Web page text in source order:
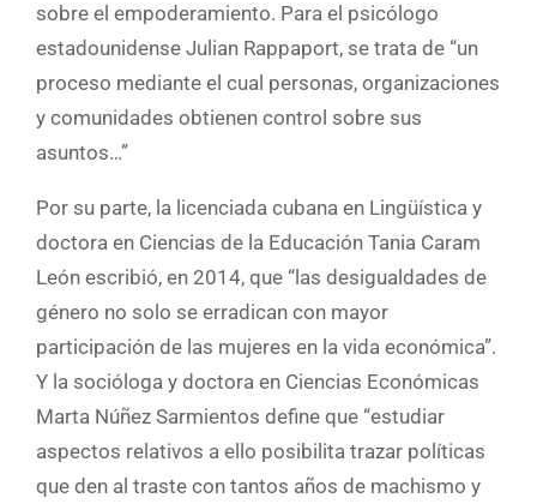
sobre el empoderamiento. Para el psicólogo
estadounidense Julian Rappaport, se trata de “un
proceso mediante el cual personas, organizaciones
y comunidades obtienen control sobre sus
asuntos…”
Por su parte, la licenciada cubana en Lingüística y
doctora en Ciencias de la Educación Tania Caram
León escribió, en 2014, que “las desigualdades de
género no solo se erradican con mayor
participación de las mujeres en la vida económica”.
Y la socióloga y doctora en Ciencias Económicas
Marta Núñez Sarmientos define que “estudiar
aspectos relativos a ello posibilita trazar políticas
que den al traste con tantos años de machismo y